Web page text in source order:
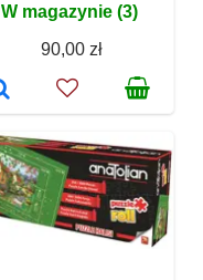
W magazynie (3)
90,00 zł